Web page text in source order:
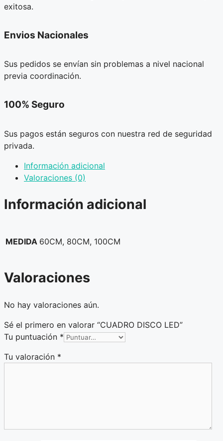
exitosa.
Envios Nacionales
Sus pedidos se envían sin problemas a nivel nacional
previa coordinación.
100% Seguro
Sus pagos están seguros con nuestra red de seguridad
privada.
Información adicional
Valoraciones (0)
Información adicional
MEDIDA 60CM, 80CM, 100CM
Valoraciones
No hay valoraciones aún.
Sé el primero en valorar “CUADRO DISCO LED”
Tu puntuación *
Tu valoración *